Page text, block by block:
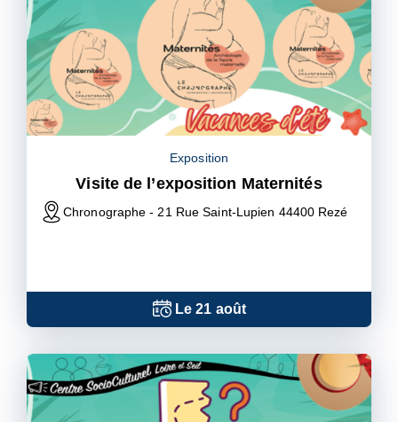
Visite de l’exposition Maternités
Exposition
Chronographe - 21 Rue Saint-Lupien 44400 Rezé
Le21 août